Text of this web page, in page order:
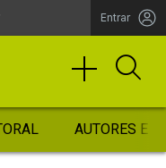
Entrar
AUTORES